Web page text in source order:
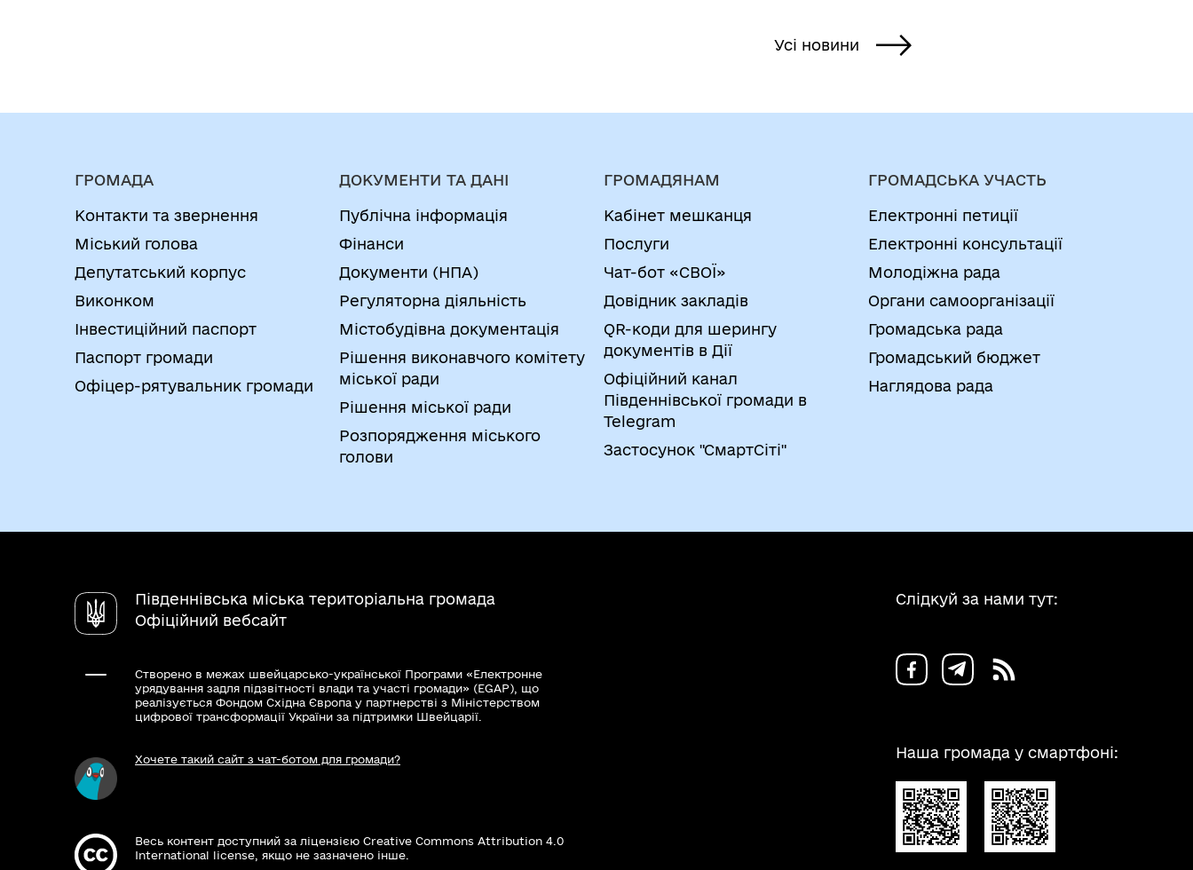
Усі новини
ГРОМАДА
Контакти та звернення
Міський голова
Депутатський корпус
Виконком
Інвестиційний паспорт
Паспорт громади
Офіцер-рятувальник громади
ДОКУМЕНТИ ТА ДАНІ
Публічна інформація
Фінанси
Документи (НПА)
Регуляторна діяльність
Містобудівна документація
Рішення виконавчого комітету
міської ради
Рішення міської ради
Розпорядження міського
голови
ГРОМАДЯНАМ
Кабінет мешканця
Послуги
Чат-бот «СВОЇ»
Довідник закладів
QR-коди для шерингу
документів в Дії
Офіційний канал
Південнівської громади в
Telegram
Застосунок "СмартСіті"
ГРОМАДСЬКА УЧАСТЬ
Електронні петиції
Електронні консультації
Молодіжна рада
Органи самоорганізації
Громадська рада
Громадський бюджет
Наглядова рада
Південнівська міська територіальна громада
Офіційний вебсайт
Створено в межах швейцарсько-української Програми «Електронне
урядування задля підзвітності влади та участі громади» (EGAP), що
реалізується Фондом Східна Європа у партнерстві з Міністерством
цифрової трансформації України за підтримки Швейцарії.
Хочете такий сайт з чат-ботом для громади?
Весь контент доступний за ліцензією Creative Commons Attribution 4.0
International license, якщо не зазначено інше.
Слідкуй за нами тут:
Наша громада у смартфоні: